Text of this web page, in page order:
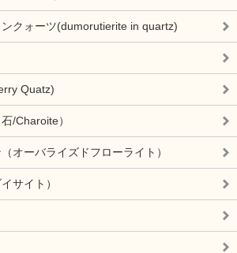
クォーツ(dumorutierite in quartz)
Quatz)
/Charoite）
オーバライズドフローライト）
サイト）